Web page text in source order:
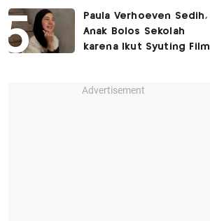
Paula Verhoeven Sedih,
Anak Bolos Sekolah
karena Ikut Syuting Film
Advertisement